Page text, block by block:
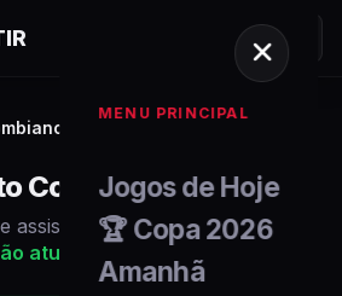
MENU PRINCIPAL
Jogos de Hoje
🏆 Copa 2026
Amanhã
Colombiano
assistir ao vivo. Veja também a
atualizada